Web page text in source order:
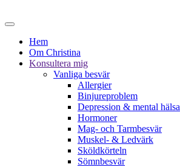
Hem
Om Christina
Konsultera mig
Vanliga besvär
Allergier
Binjureproblem
Depression & mental hälsa
Hormoner
Mag- och Tarmbesvär
Muskel- & Ledvärk
Sköldkörteln
Sömnbesvär